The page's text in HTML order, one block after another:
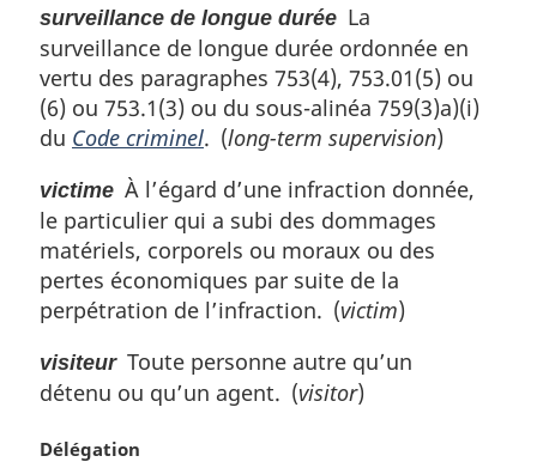
surveillance de longue durée La
surveillance de longue durée ordonnée en
vertu des paragraphes 753(4), 753.01(5) ou
(6) ou 753.1(3) ou du sous-alinéa 759(3)a)(i)
du Code criminel. (long-term supervision)
victime À l’égard d’une infraction donnée,
le particulier qui a subi des dommages
matériels, corporels ou moraux ou des
pertes économiques par suite de la
perpétration de l’infraction. (victim)
visiteurToute personne autre qu’un
détenu ou qu’un agent. (visitor)
N
Délégation